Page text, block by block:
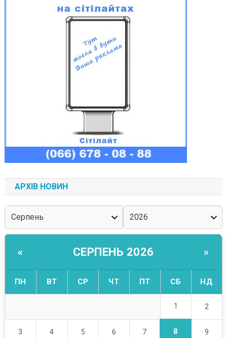
АРХІВ НОВИН
« СЕРПЕНЬ 2026 »
ПН ВТ СР ЧТ ПТ СБ НД
1 2
3 4 5 6 7 8 9